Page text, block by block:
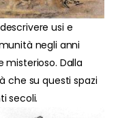
usi e
negli anni
misterioso. Dalla
che su questi spazi
secoli.